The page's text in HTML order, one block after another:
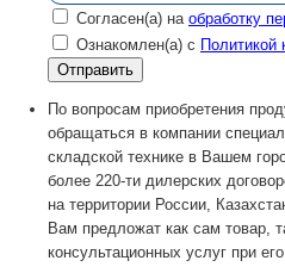
Согласен(а) на обработку
Ознакомлен(а) с Политикой
По вопросам приобретения
обращаться в компании
складской технике в Вашем
более 220-ти дилерских
на территории России,
Вам предложат как сам товар,
консультационных услуг при